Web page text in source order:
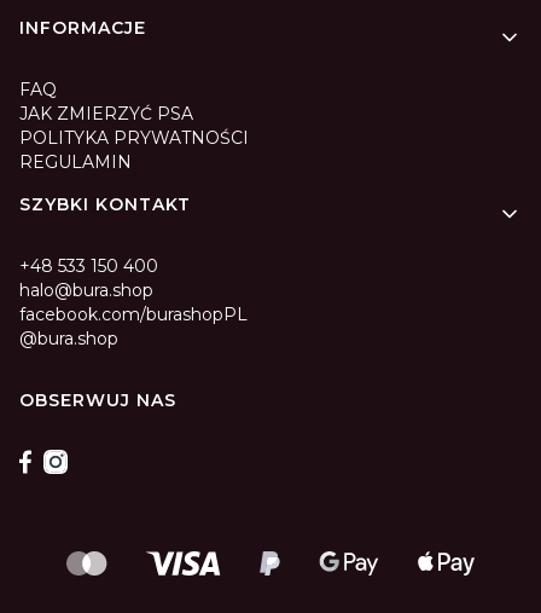
INFORMACJE
FAQ
JAK ZMIERZYĆ PSA
POLITYKA PRYWATNOŚCI
REGULAMIN
SZYBKI KONTAKT
+48 533 150 400
halo@bura.shop
facebook.com/burashopPL
@bura.shop
OBSERWUJ NAS